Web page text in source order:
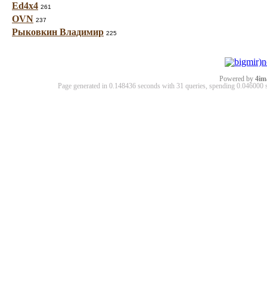
Ed4x4 261
OVN 237
Рыковкин Владимир 225
Powered by
Page generated in 0.148436 seconds with 31 queries, spending